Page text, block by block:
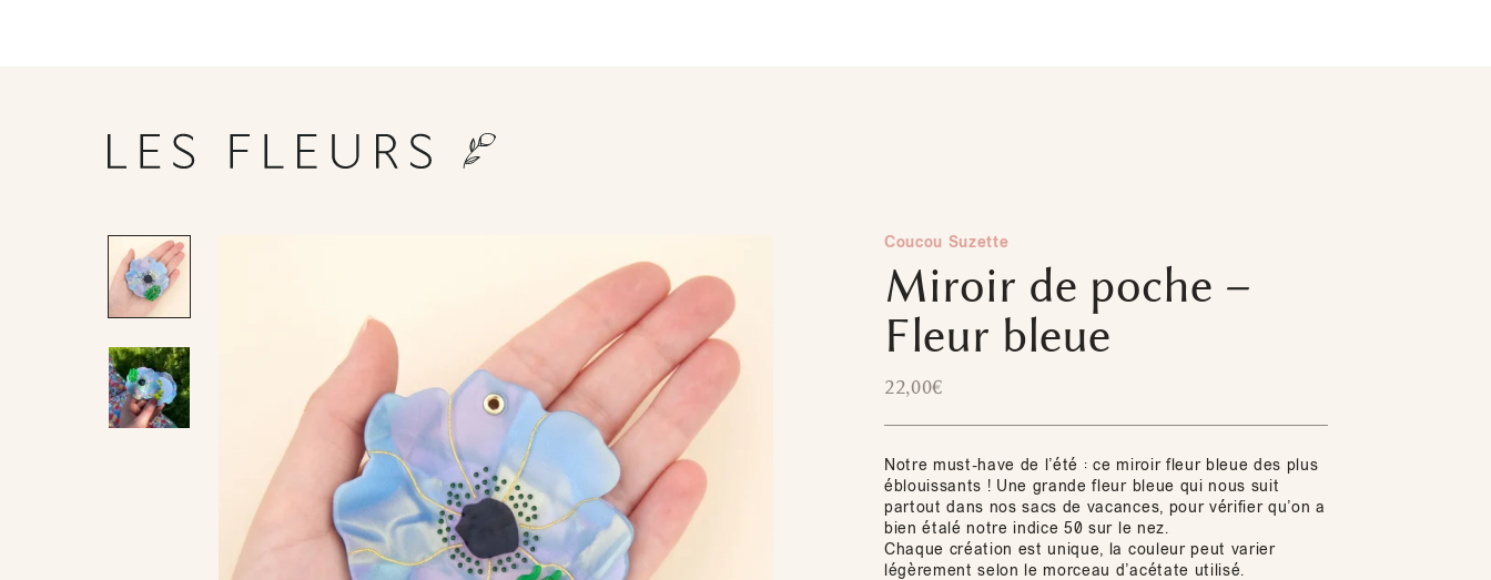
Coucou Suzette
Miroir de poche –
Fleur bleue
22,00€
Notre must-have de l’été : ce miroir fleur bleue des plus
éblouissants ! Une grande fleur bleue qui nous suit
partout dans nos sacs de vacances, pour vérifier qu’on a
bien étalé notre indice 50 sur le nez.
Chaque création est unique, la couleur peut varier
légèrement selon le morceau d’acétate utilisé.